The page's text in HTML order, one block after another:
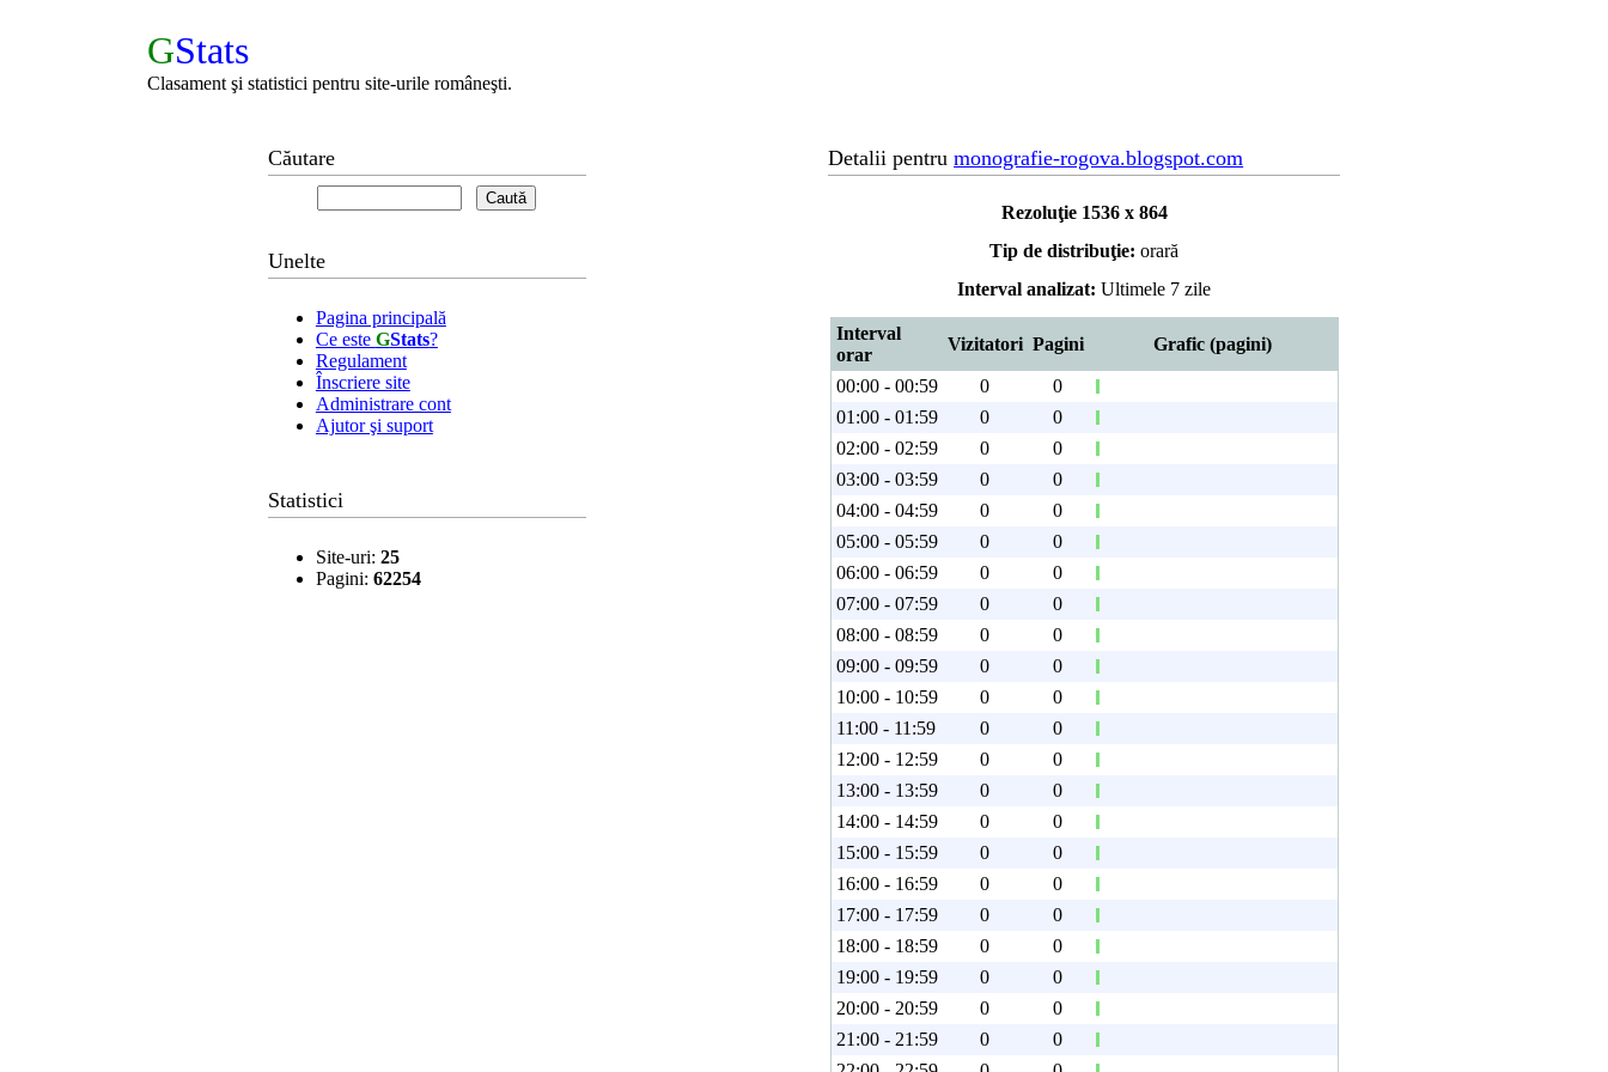
GStats
Clasament şi statistici pentru site-urile româneşti.
Căutare
Unelte
Pagina principală
Ce este GStats?
Regulament
Înscriere site
Administrare cont
Ajutor şi suport
Statistici
Site-uri: 25
Pagini: 62254
Detalii pentrumonografie-rogova.blogspot.com
Rezoluţie 1536 x 864
Tip de distribuţie: orară
Interval analizat: Ultimele 7 zile
Interval
orar
Vizitatori Pagini Grafic (pagini)
00:00 - 00:59 0
0
01:00 - 01:59
0
0
02:00 - 02:59
0
0
03:00 - 03:59
0
0
04:00 - 04:59
0
0
05:00 - 05:59
0
0
06:00 - 06:59
0
0
07:00 - 07:59
0
0
08:00 - 08:59
0
0
09:00 - 09:59
0
0
10:00 - 10:59
0
0
11:00 - 11:59
0
0
12:00 - 12:59
0
0
13:00 - 13:59
0
0
14:00 - 14:59
0
0
15:00 - 15:59
0
0
16:00 - 16:59
0
0
17:00 - 17:59
0
0
18:00 - 18:59
0
0
19:00 - 19:59
0
0
20:00 - 20:59
0
0
21:00 - 21:59
0
0